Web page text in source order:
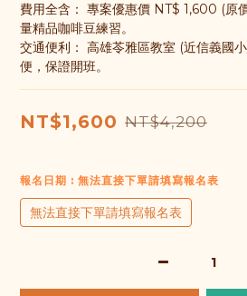
費用全含： 專案優惠價 NT$ 1,600 (原
量精品咖啡豆練習。
交通便利： 高雄苓雅區教室 (近信義國
便，保證開班。
NT$1,600 NT$4,200
報名日期 : 無法直接下單請填寫報名表
無法直接下單請填寫報名表